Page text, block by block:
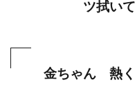
ツ拭い
金ちゃん 熱く